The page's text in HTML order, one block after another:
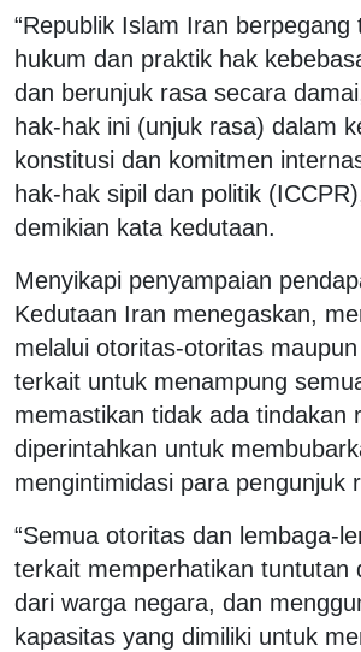
“Republik Islam Iran berpegang
hukum dan praktik hak
dan berunjuk rasa secara
hak-hak ini (unjuk rasa) dalam
konstitusi dan komitmen
hak-hak sipil dan politik
demikian kata kedutaan.
Menyikapi penyampaian
Kedutaan Iran menegaskan,
melalui otoritas-otoritas
terkait untuk menampung
memastikan tidak ada tindakan
diperintahkan untuk
mengintimidasi para pengunjuk
“Semua otoritas dan lembaga-
terkait memperhatikan tuntutan
dari warga negara, dan
kapasitas yang dimiliki untuk